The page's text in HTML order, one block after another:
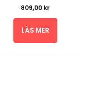
809,00 kr
LÄS MER